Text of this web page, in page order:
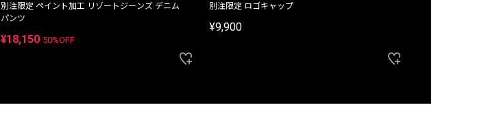
別注限定 ペイント加工 リゾートジーンズ デニム
パンツ
¥18,150 50%OFF
別注限定 ロゴキャップ
¥9,900